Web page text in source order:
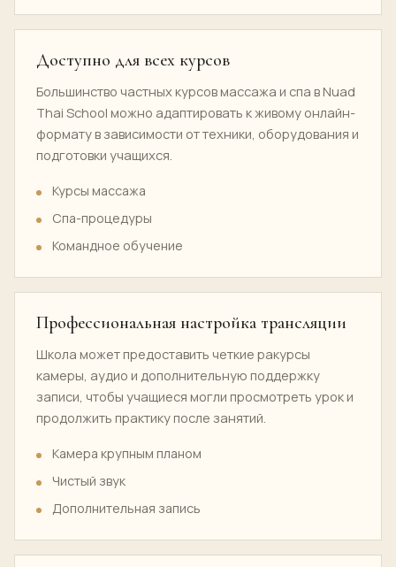
Доступно для всех курсов
Большинство частных курсов массажа и спа в Nuad
Thai School можно адаптировать к живому онлайн-
формату в зависимости от техники, оборудования и
подготовки учащихся.
Курсы массажа
Спа-процедуры
Командное обучение
Профессиональная настройка трансляции
Школа может предоставить четкие ракурсы
камеры, аудио и дополнительную поддержку
записи, чтобы учащиеся могли просмотреть урок и
продолжить практику после занятий.
Камера крупным планом
Чистый звук
Дополнительная запись